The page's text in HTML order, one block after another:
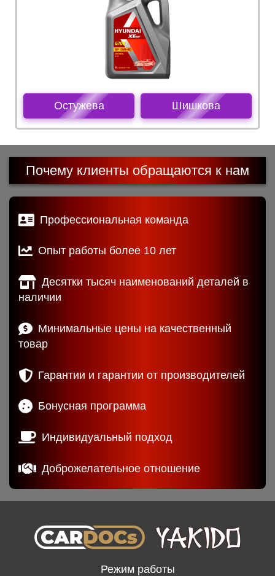
Остужева Шишкова
Почему клиенты обращаются к нам
Профессиональная команда
Опыт работы более 10 лет
Десятки тысяч наименований деталей в
наличии
Минимальные цены на качественный
товар
Гарантии и гарантии от производителей
Бонусная программа
Индивидуальный подход
Доброжелательное отношение
Режим работы